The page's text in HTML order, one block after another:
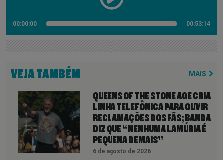
00:00:00 00:53:14
VEJA TAMBÉM MAIS
QUEENS OF THE STONE AGE CRIA
LINHA TELEFÔNICA PARA OUVIR
RECLAMAÇÕES DOS FÃS; BANDA
DIZ QUE “NENHUMA LAMÚRIA É
PEQUENA DEMAIS”
6 de agosto de 2026